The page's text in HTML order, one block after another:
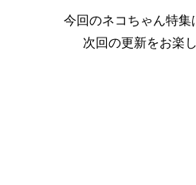
今回のネコちゃん特集
次回の更新をお楽